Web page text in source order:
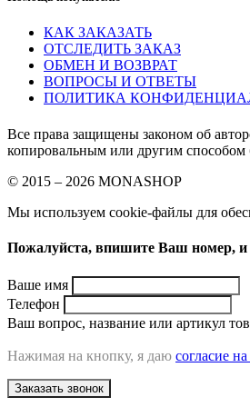
КАК ЗАКАЗАТЬ
ОТСЛЕДИТЬ ЗАКАЗ
ОБМЕН И ВОЗВРАТ
ВОПРОСЫ И ОТВЕТЫ
ПОЛИТИКА
Все права защищены законом об
копировальным или другим способом
© 2015 – 2026 MONASHOP
Мы используем cookie-файлы для
Пожалуйста, впишите Ваш номер,
Ваше имя
Телефон
Ваш вопрос, название или артикул
Нажимая на кнопку, я даю согласие
Заказать звонок